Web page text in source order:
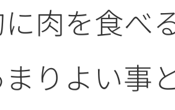
肉を食べ
りよい事